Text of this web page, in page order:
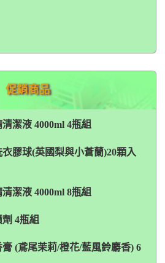
促銷商品
潔液 4000ml 4瓶組
衣膠球(英國梨與小蒼蘭)20顆入
潔液 4000ml 8瓶組
4瓶組
(鳶尾茉莉/橙花/藍風鈴麝香) 6